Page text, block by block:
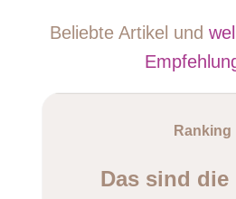
NameBeliebte Artikel und
Das sind die
Ranking